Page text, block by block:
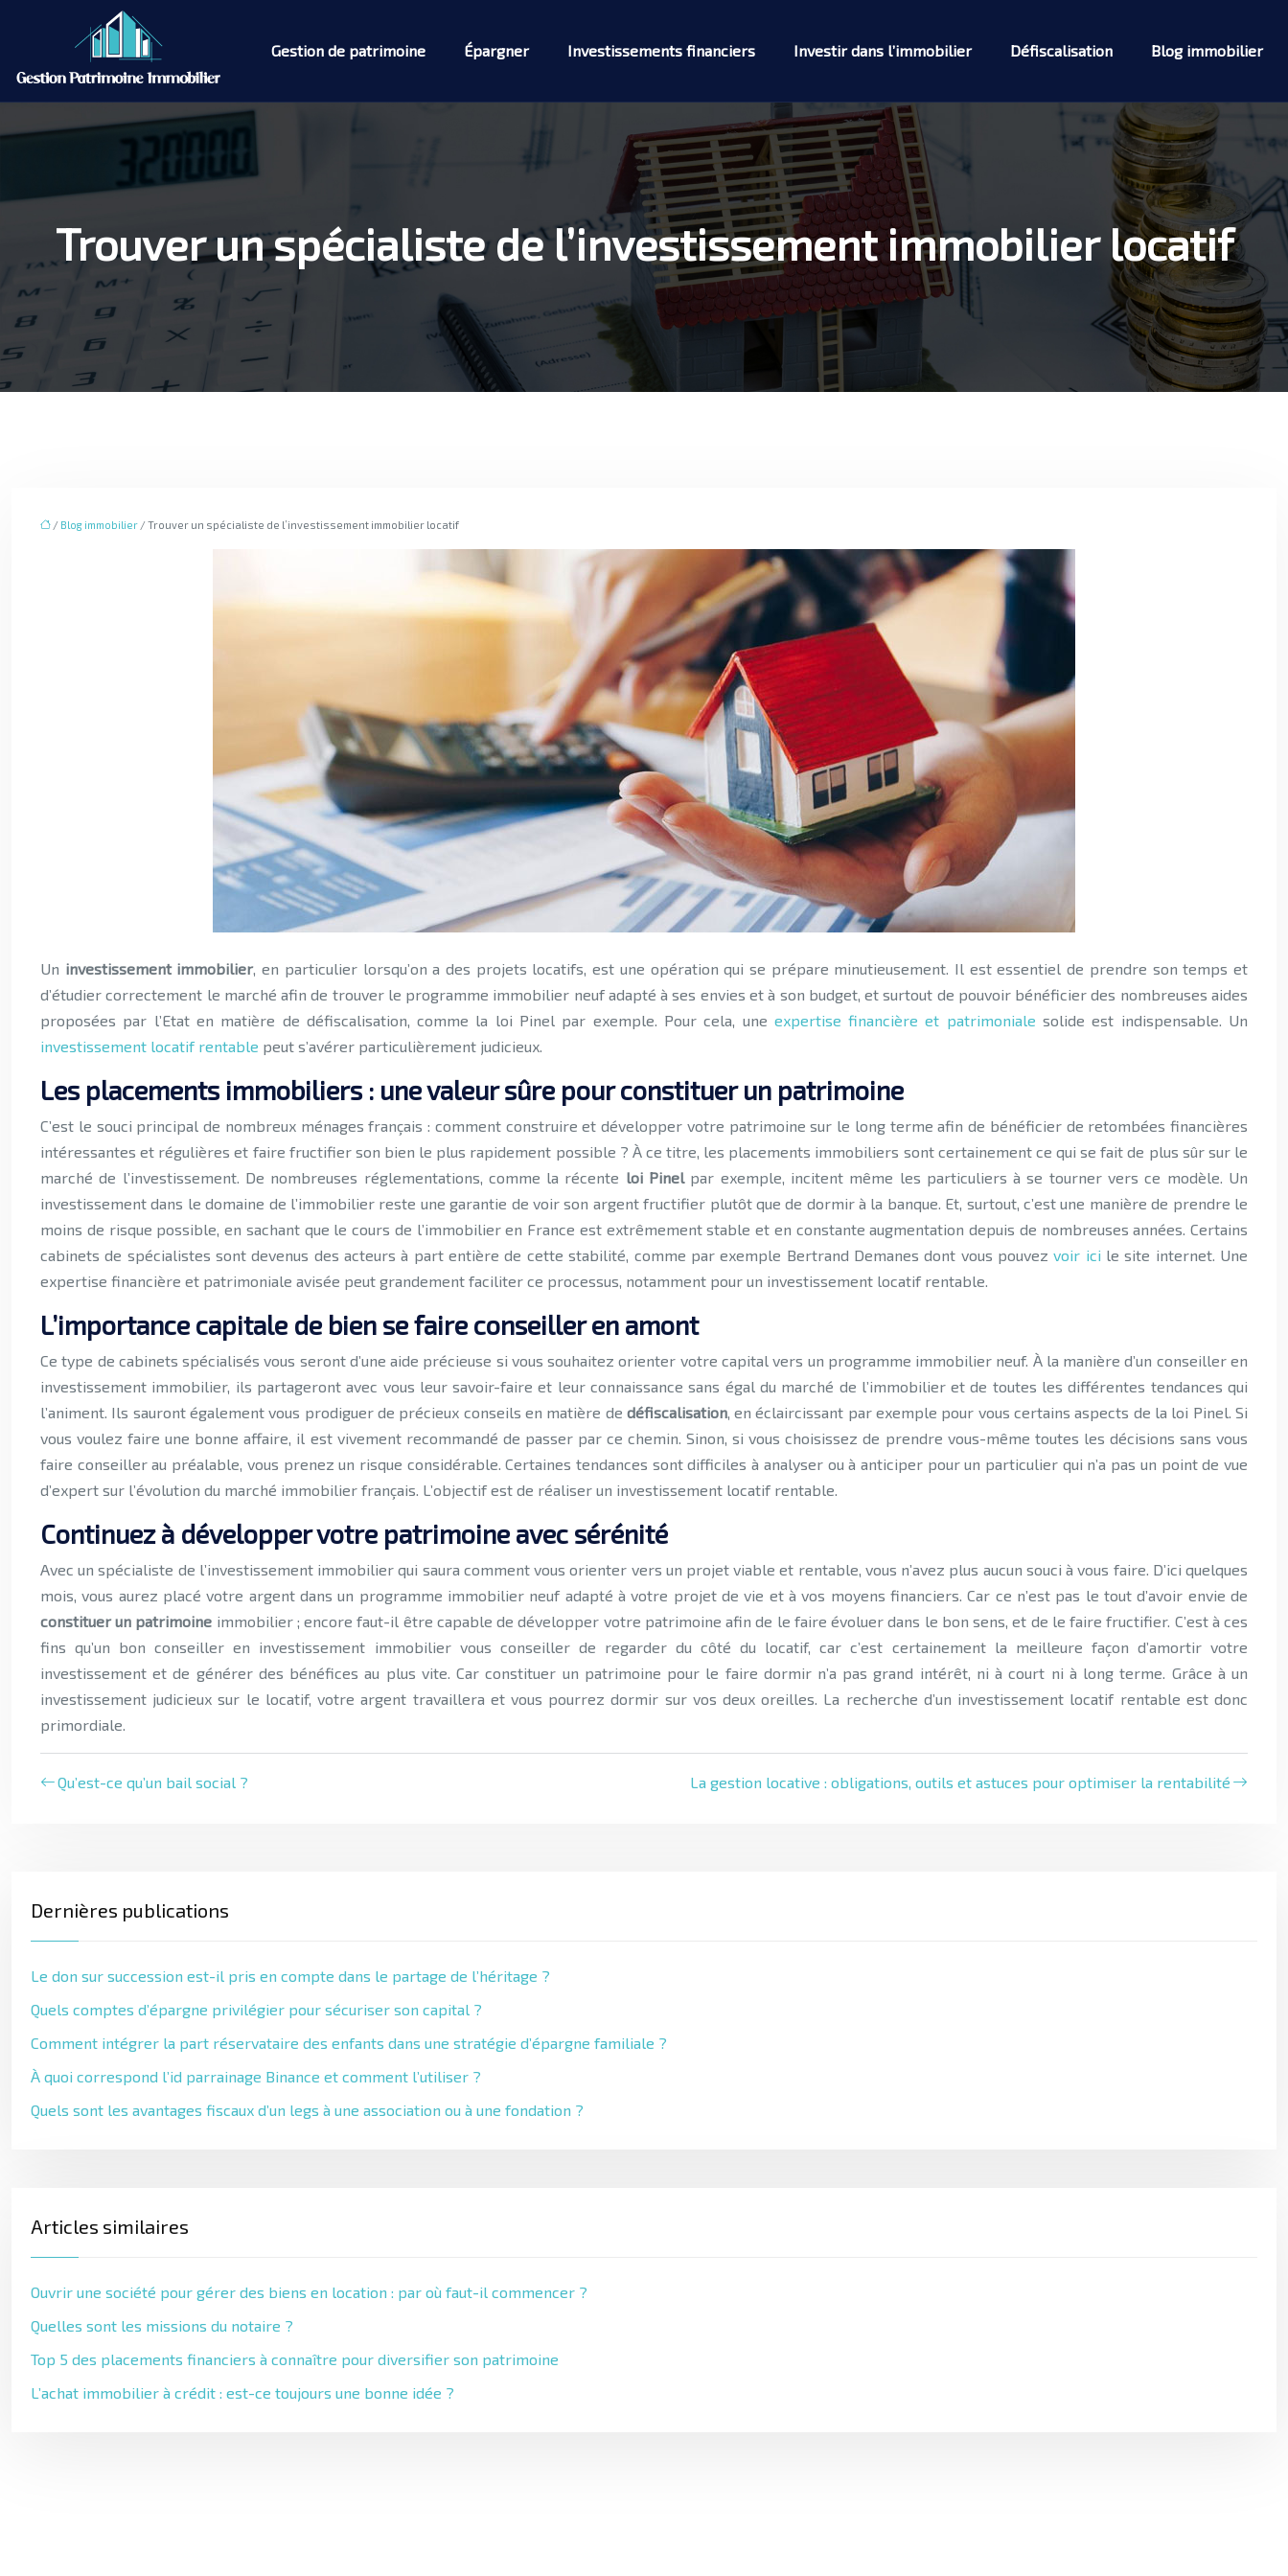
Gestion de patrimoine Épargner Investissements financiers Investir dans l’immobilier Défiscalisation Blog immobilier
Trouver un spécialiste de l’investissement immobilier locatif
/ Blog immobilier / Trouver un spécialiste de l’investissement immobilier locatif
Un investissement immobilier, en particulier lorsqu’on a des projets locatifs, est une opération qui se prépare minutieusement. Il est essentiel de prendre son temps et
d’étudier correctement le marché afin de trouver le programme immobilier neuf adapté à ses envies et à son budget, et surtout de pouvoir bénéficier des nombreuses aides
proposées par l’Etat en matière de défiscalisation, comme la loi Pinel par exemple. Pour cela, une expertise financière et patrimoniale solide est indispensable. Un
investissement locatif rentable peut s’avérer particulièrement judicieux.
Les placements immobiliers : une valeur sûre pour constituer un patrimoine
C’est le souci principal de nombreux ménages français : comment construire et développer votre patrimoine sur le long terme afin de bénéficier de retombées financières
intéressantes et régulières et faire fructifier son bien le plus rapidement possible ? À ce titre, les placements immobiliers sont certainement ce qui se fait de plus sûr sur le
marché de l’investissement. De nombreuses réglementations, comme la récente loi Pinelpar exemple, incitent même les particuliers à se tourner vers ce modèle. Un
investissement dans le domaine de l’immobilier reste une garantie de voir son argent fructifier plutôt que de dormir à la banque. Et, surtout, c’est une manière de prendre le
moins de risque possible, en sachant que le cours de l’immobilier en France est extrêmement stable et en constante augmentation depuis de nombreuses années. Certains
cabinets de spécialistes sont devenus des acteurs à part entière de cette stabilité, comme par exemple Bertrand Demanes dont vous pouvezvoir ici le site internet. Une
expertise financière et patrimoniale avisée peut grandement faciliter ce processus, notamment pour un investissement locatif rentable.
L’importance capitale de bien se faire conseiller en amont
Ce type de cabinets spécialisés vous seront d’une aide précieuse si vous souhaitez orienter votre capital vers un programme immobilier neuf. À la manière d’un conseiller en
investissement immobilier, ils partageront avec vous leur savoir-faire et leur connaissance sans égal du marché de l’immobilier et de toutes les différentes tendances qui
l’animent. Ils sauront également vous prodiguer de précieux conseils en matière de défiscalisation, en éclaircissant par exemple pour vous certains aspects de la loi Pinel. Si
vous voulez faire une bonne affaire, il est vivement recommandé de passer par ce chemin. Sinon, si vous choisissez de prendre vous-même toutes les décisions sans vous
faire conseiller au préalable, vous prenez un risque considérable. Certaines tendances sont difficiles à analyser ou à anticiper pour un particulier qui n’a pas un point de vue
d’expert sur l’évolution du marché immobilier français. L’objectif est de réaliser un investissement locatif rentable.
Continuez à développer votre patrimoine avec sérénité
Avec un spécialiste de l’investissement immobilier qui saura comment vous orienter vers un projet viable et rentable, vous n’avez plus aucun souci à vous faire. D’ici quelques
mois, vous aurez placé votre argent dans un programme immobilier neuf adapté à votre projet de vie et à vos moyens financiers. Car ce n’est pas le tout d’avoir envie de
constituer un patrimoine immobilier ; encore faut-il être capable de développer votre patrimoine afin de le faire évoluer dans le bon sens, et de le faire fructifier. C’est à ces
fins qu’un bon conseiller en investissement immobilier vous conseiller de regarder du côté du locatif, car c’est certainement la meilleure façon d’amortir votre
investissement et de générer des bénéfices au plus vite. Car constituer un patrimoine pour le faire dormir n’a pas grand intérêt, ni à court ni à long terme. Grâce à un
investissement judicieux sur le locatif, votre argent travaillera et vous pourrez dormir sur vos deux oreilles. La recherche d’un investissement locatif rentable est donc
primordiale.
Qu’est-ce qu’un bail social ? La gestion locative : obligations, outils et astuces pour optimiser la rentabilité
Dernières publications
Le don sur succession est-il pris en compte dans le partage de l’héritage ?
Quels comptes d’épargne privilégier pour sécuriser son capital ?
Comment intégrer la part réservataire des enfants dans une stratégie d’épargne familiale ?
À quoi correspond l’id parrainage Binance et comment l’utiliser ?
Quels sont les avantages fiscaux d’un legs à une association ou à une fondation ?
Articles similaires
Ouvrir une société pour gérer des biens en location : par où faut-il commencer ?
Quelles sont les missions du notaire ?
Top 5 des placements financiers à connaître pour diversifier son patrimoine
L’achat immobilier à crédit : est-ce toujours une bonne idée ?